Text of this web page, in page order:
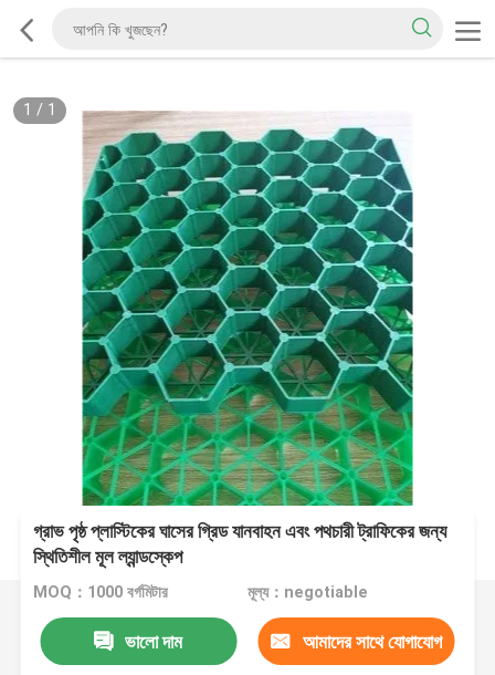
1 / 1
গ্রাভ পৃষ্ঠ প্লাস্টিকের ঘাসের গ্রিড যানবাহন এবং পথচারী ট্রাফিকের জন্য
স্থিতিশীল মূল ল্যান্ডস্কেপ
MOQ：1000 বর্গমিটার মূল্য：negotiable
ভালো দাম আমাদের সাথে যোগাযোগ